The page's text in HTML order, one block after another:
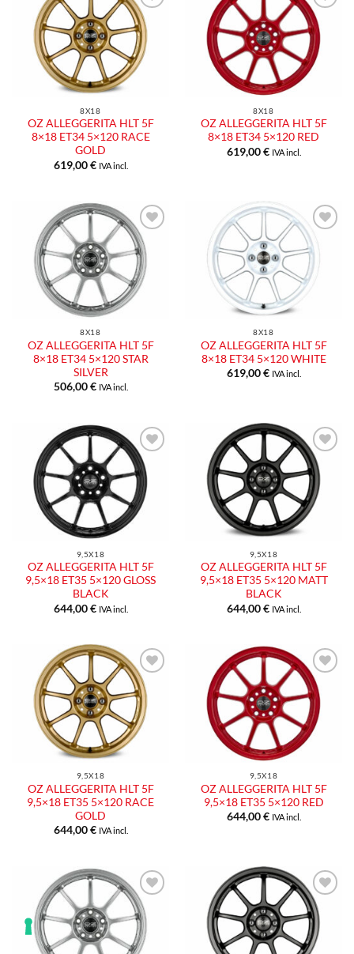
8X18
OZ ALLEGGERITA HLT 5F
8×18 ET34 5×120 RACE
GOLD
619,00€ IVA incl.
8X18
OZ ALLEGGERITA HLT 5F
8×18 ET34 5×120 RED
619,00€ IVA incl.
8X18
OZ ALLEGGERITA HLT 5F
8×18 ET34 5×120 STAR
SILVER
506,00€ IVA incl.
8X18
OZ ALLEGGERITA HLT 5F
8×18 ET34 5×120 WHITE
619,00€ IVA incl.
9,5X18
OZ ALLEGGERITA HLT 5F
9,5×18 ET35 5×120 GLOSS
BLACK
644,00€ IVA incl.
9,5X18
OZ ALLEGGERITA HLT 5F
9,5×18 ET35 5×120 MATT
BLACK
644,00€ IVA incl.
9,5X18
OZ ALLEGGERITA HLT 5F
9,5×18 ET35 5×120 RACE
GOLD
644,00€ IVA incl.
9,5X18
OZ ALLEGGERITA HLT 5F
9,5×18 ET35 5×120 RED
644,00€ IVA incl.